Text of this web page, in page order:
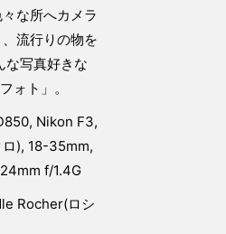
な所へカメラ
流行りの物を
な写真好きな
ォト」。
Nikon F3,
), 18-35mm,
f/1.4G
Rocher(ロシ